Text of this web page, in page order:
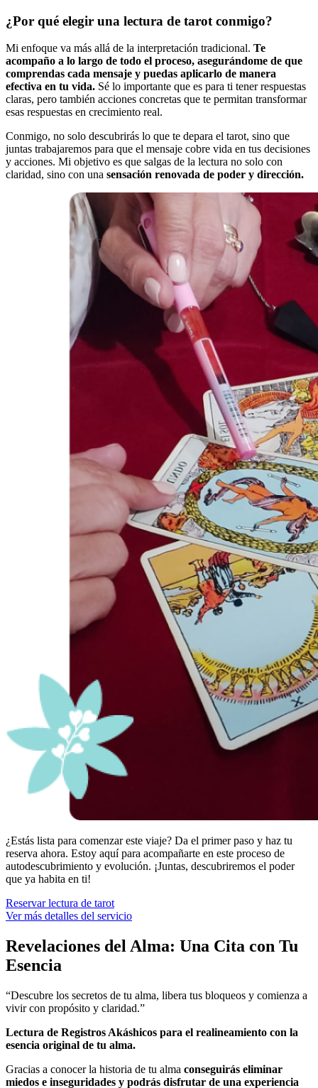
¿Por qué elegir una lectura de tarot conmigo?
Mi enfoque va más allá de la interpretación tradicional. Te
acompaño a lo largo de todo el proceso, asegurándome de que
comprendas cada mensaje y puedas aplicarlo de manera
efectiva en tu vida. Sé lo importante que es para ti tener respuestas
claras, pero también acciones concretas que te permitan transformar
esas respuestas en crecimiento real.
Conmigo, no solo descubrirás lo que te depara el tarot, sino que
juntas trabajaremos para que el mensaje cobre vida en tus decisiones
y acciones. Mi objetivo es que salgas de la lectura no solo con
claridad, sino con una sensación renovada de poder y dirección.
¿Estás lista para comenzar este viaje? Da el primer paso y haz tu
reserva ahora. Estoy aquí para acompañarte en este proceso de
autodescubrimiento y evolución. ¡Juntas, descubriremos el poder
que ya habita en ti!
Reservar lectura de tarot
Ver más detalles del servicio
Revelaciones del Alma: Una Cita con Tu
Esencia
“Descubre los secretos de tu alma, libera tus bloqueos y comienza a
vivir con propósito y claridad.”
Lectura de Registros Akáshicos para el realineamiento con la
esencia original de tu alma.
Gracias a conocer la historia de tu alma conseguirás eliminar
miedos e inseguridades y podrás disfrutar de una experiencia